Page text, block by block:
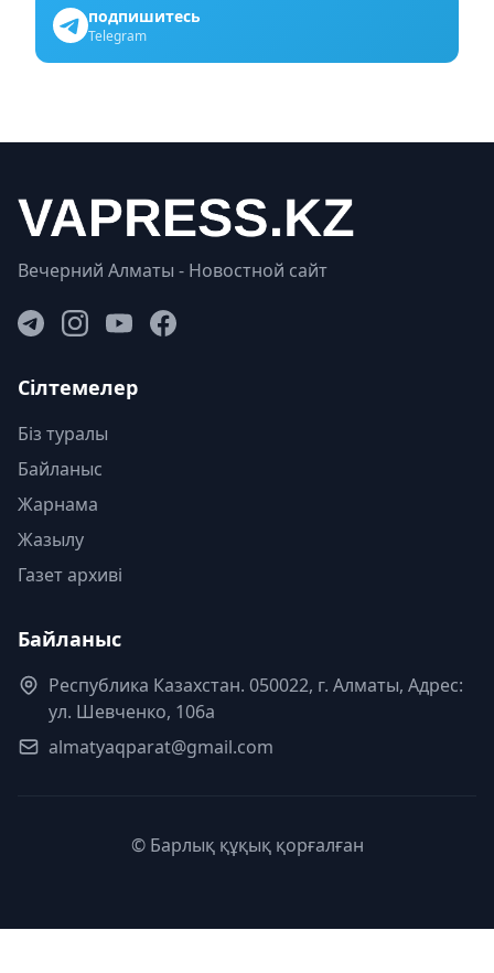
подпишитесь
Telegram
Вечерний Алматы - Новостной сайт
Сілтемелер
Біз туралы
Байланыс
Жарнама
Жазылу
Газет архиві
Байланыс
Республика Казахстан. 050022, г. Алматы, Адрес:
ул. Шевченко, 106а
almatyaqparat@gmail.com
© Барлық құқық қорғалған